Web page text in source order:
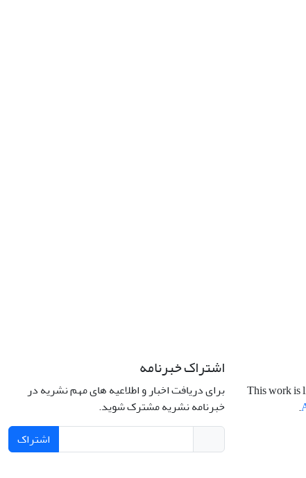
This work is
.
اشتراک خبرنامه
برای دریافت اخبار و اطلاعیه های مهم نشریه در
خبرنامه نشریه مشترک شوید.
اشتراک